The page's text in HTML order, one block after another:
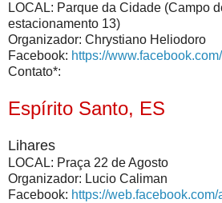
LOCAL: Parque da Cidade (Campo
estacionamento 13)
Organizador: Chrystiano Heliodoro
Facebook: https://
Contato*:
Espírito Santo, ES
Lihares
LOCAL: Praça 22 de Agosto
Organizador: Lucio Caliman
Facebook: https://